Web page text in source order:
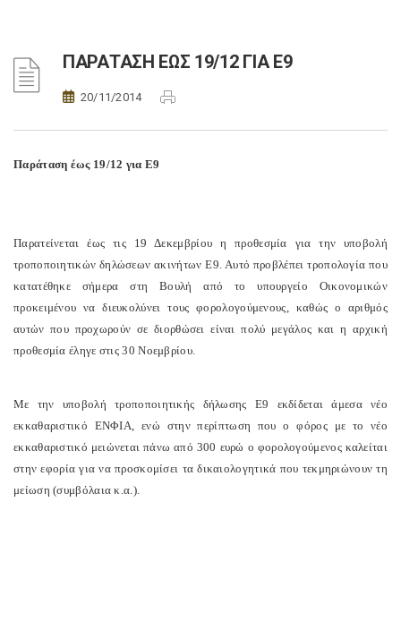
ΠΑΡΑΤΑΣΗ ΕΩΣ 19/12 ΓΙΑ Ε9
20/11/2014
Παράταση έως 19/12 για Ε9
Παρατείνεται έως τις 19 Δεκεμβρίου η προθεσμία για την υποβολή
τροποποιητικών δηλώσεων ακινήτων Ε9. Αυτό προβλέπει τροπολογία που
κατατέθηκε σήμερα στη Βουλή από το υπουργείο Οικονομικών
προκειμένου να διευκολύνει τους φορολογούμενους, καθώς ο αριθμός
αυτών που προχωρούν σε διορθώσει είναι πολύ μεγάλος και η αρχική
προθεσμία έληγε στις 30 Νοεμβρίου.
Με την υποβολή τροποποιητικής δήλωσης Ε9 εκδίδεται άμεσα νέο
εκκαθαριστικό ΕΝΦΙΑ, ενώ στην περίπτωση που ο φόρος με το νέο
εκκαθαριστικό μειώνεται πάνω από 300 ευρώ ο φορολογούμενος καλείται
στην εφορία για να προσκομίσει τα δικαιολογητικά που τεκμηριώνουν τη
μείωση (συμβόλαια κ.α.).